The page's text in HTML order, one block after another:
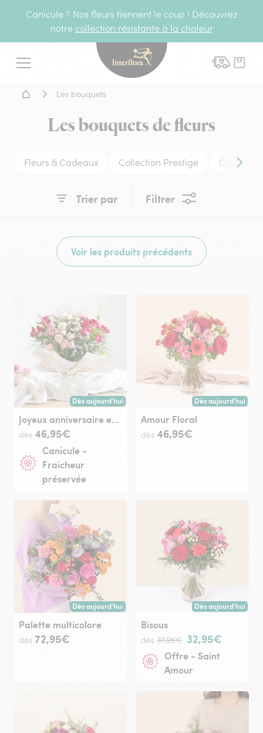
Canicule ? Nos fleurs tiennent le coup ! Découvrez
notre collection résistante à la chaleur
Menu
Interflora - livraison
Accueil - Livraison fleurs
Les bouquets
Les bouquets de fleurs
Fleurs & Cadeaux Collection Prestige
Trier par Filtrer
Voir les produits précédents
Dès aujourd'hui
Livraison dès aujourd'hui (pour toute commande passée
Joyeux anniversaire et sa bulle d'eau
dès 46,95€
Canicule -
Fraicheur
préservée
Dès aujourd'hui
Livraison dès
Amour Floral
dès 46,95€
Dès aujourd'hui
Livraison dès aujourd'hui (pour toute commande passée
Palette multicolore
dès 72,95€
Dès aujourd'hui
Livraison dès
Bisous
dès 37,95€ 32,95€
Offre - Saint
Amour